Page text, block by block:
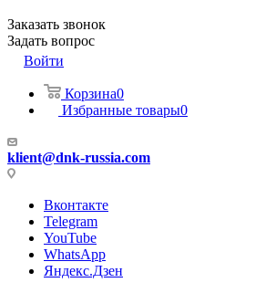
Заказать звонок
Задать вопрос
Войти
Корзина0
Избранные товары0
klient@dnk-russia.com
Вконтакте
Telegram
YouTube
WhatsApp
Яндекс.Дзен